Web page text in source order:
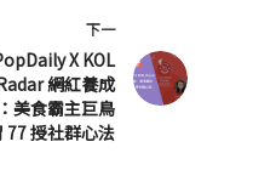
下一
X KOL
網紅養成
美食霸主巨鳥
77 授社群心法